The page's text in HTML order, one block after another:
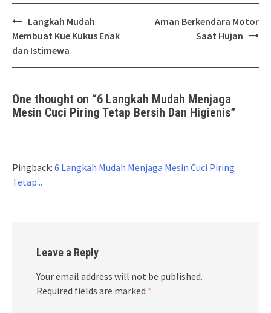
Post
navigation
Langkah Mudah
Membuat Kue Kukus Enak
dan Istimewa
Aman Berkendara Motor
Saat Hujan
One thought on “6 Langkah Mudah Menjaga
Mesin Cuci Piring Tetap Bersih Dan Higienis”
Pingback: 6 Langkah Mudah Menjaga Mesin Cuci Piring
Tetap...
Leave a Reply
Your email address will not be published.
Required fields are marked *